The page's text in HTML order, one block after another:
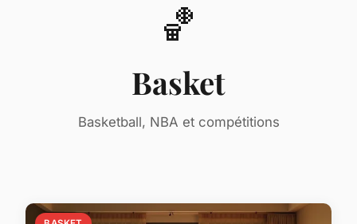
🏀
Basket
Basketball, NBA et compétitions